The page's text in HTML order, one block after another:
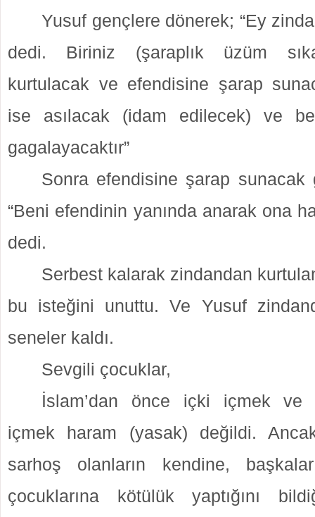
Yusuf gençlere dönerek; “Ey
dedi. Biriniz (şaraplık üzüm
kurtulacak ve efendisine şarap
ise asılacak (idam edilecek) ve
gagalayacaktır”
Sonra efendisine şarap sunacak
“Beni efendinin yanında anarak ona
dedi.
Serbest kalarak zindandan
bu isteğini unuttu. Ve Yusuf
seneler kaldı.
Sevgili çocuklar,
İslam’dan önce içki içmek ve
içmek haram (yasak) değildi.
sarhoş olanların kendine,
çocuklarına kötülük yaptığını